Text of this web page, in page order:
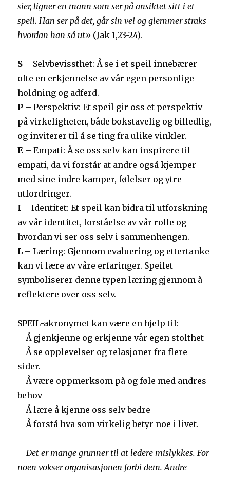
sier, ligner en mann som ser på ansiktet sitt i et
speil. Han ser på det, går sin vei og glemmer straks
hvordan han så ut» (Jak 1,23-24).
S – Selvbevissthet: Å se i et speil innebærer
ofte en erkjennelse av vår egen personlige
holdning og adferd.
P – Perspektiv: Et speil gir oss et perspektiv
på virkeligheten, både bokstavelig og billedlig,
og inviterer til å se ting fra ulike vinkler.
E – Empati: Å se oss selv kan inspirere til
empati, da vi forstår at andre også kjemper
med sine indre kamper, følelser og ytre
utfordringer.
I – Identitet: Et speil kan bidra til utforskning
av vår identitet, forståelse av vår rolle og
hvordan vi ser oss selv i sammenhengen.
L – Læring: Gjennom evaluering og ettertanke
kan vi lære av våre erfaringer. Speilet
symboliserer denne typen læring gjennom å
reflektere over oss selv.
SPEIL-akronymet kan være en hjelp til:
– Å gjenkjenne og erkjenne vår egen stolthet
– Å se opplevelser og relasjoner fra flere
sider.
– Å være oppmerksom på og føle med andres
behov
– Å lære å kjenne oss selv bedre
– Å forstå hva som virkelig betyr noe i livet.
– Det er mange grunner til at ledere mislykkes. For
noen vokser organisasjonen forbi dem. Andre